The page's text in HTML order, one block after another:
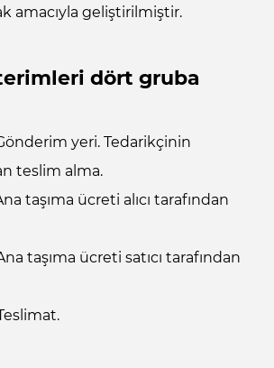
amacıyla geliştirilmiştir.
dört gruba
yeri. Tedarikçinin
teslim alma.
taşıma ücreti alıcı tarafından
taşıma ücreti satıcı tarafından